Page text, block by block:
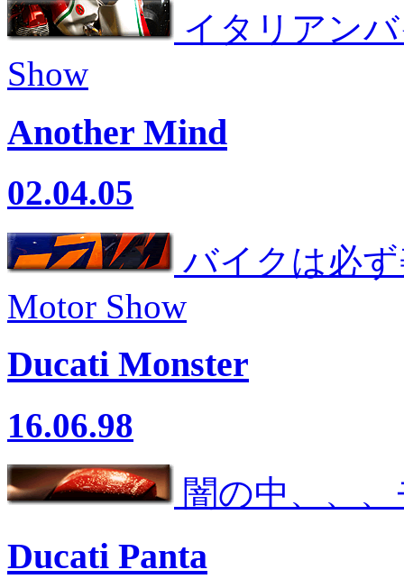
イタリアン
Show
Another Mind
02.04.05
バイクは必
Motor Show
Ducati Monster
16.06.98
闇の中、、
Ducati Panta